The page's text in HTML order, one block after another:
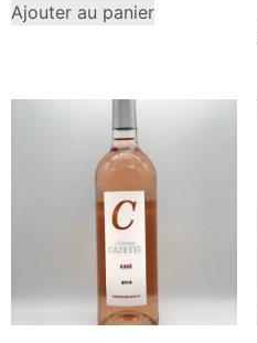
Ajouter au panier